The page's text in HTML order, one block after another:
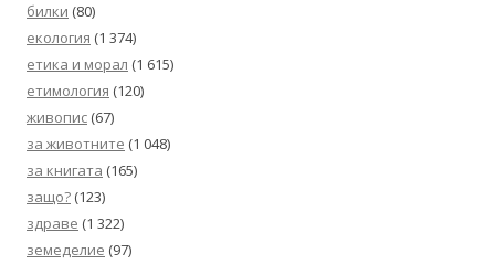
билки (80)
екология (1 374)
етика и морал (1 615)
етимология (120)
живопис (67)
за животните (1 048)
за книгата (165)
защо? (123)
здраве (1 322)
земеделие (97)